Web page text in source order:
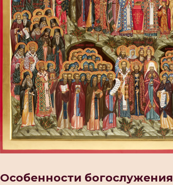
Особенности богослужения